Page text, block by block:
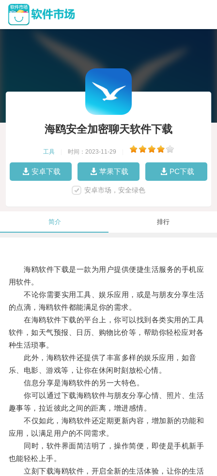
海鸥安全加密聊天软件下载
工具 时间：2023-11-29
安卓下载 苹果下载 PC下载
安卓市场，安全绿色
简介 排行
海鸥软件下载是一款为用户提供便捷生活服务的手机应
用软件。
不论你需要实用工具、娱乐应用，或是与朋友分享生活
的点滴，海鸥软件都能满足你的需求。
在海鸥软件下载的平台上，你可以找到各类实用的工具
软件，如天气预报、日历、购物比价等，帮助你轻松应对各
种生活琐事。
此外，海鸥软件还提供了丰富多样的娱乐应用，如音
乐、电影、游戏等，让你在休闲时刻放松心情。
信息分享是海鸥软件的另一大特色。
你可以通过下载海鸥软件与朋友分享心情、照片、生活
趣事等，拉近彼此之间的距离，增进感情。
不仅如此，海鸥软件还定期更新内容，增加新的功能和
应用，以满足用户的不同需求。
同时，软件界面简洁明了，操作简便，即使是手机新手
也能轻松上手。
立刻下载海鸥软件，开启全新的生活体验，让你的生活